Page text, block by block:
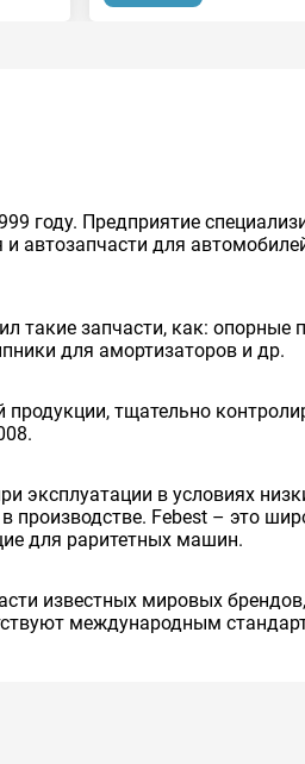
году. Предприятие
автозапчасти для
такие запчасти, как:
для амортизаторов и др.
тщательно
эксплуатации в условиях
Febest – это
для раритетных машин.
известных мировых
международным